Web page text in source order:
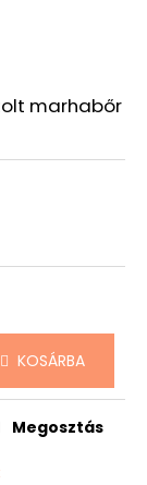
marhabőr
KOSÁRBA
Megosztás